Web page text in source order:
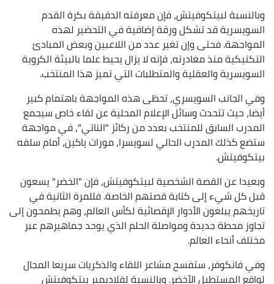
وبالنسبة لبيتكوفيتش، فإن معرفته الدقيقة بكرة القدم
السويسرية قد تشكل ورقة إضافية في التحضير لهذه
المواجهة. فحتى وإن تغير عدد من اللاعبين وبعض المبادئ
التكتيكية منذ مغادرته، فإنه لا يزال يحيط علما بالبيئة الكروية
السويسرية والعقلية والمتطلبات التي تميز هذا المنتخب.
وفي الجانب السويسري، تحظى هذه المواجهة باهتمام كبير
أيضا، حيث تتحدث وسائل الإعلام المحلية عن لقاء خاص سيجمع
المدرب السابق للمنتخب بعدد من ركائز "الناتي"، في مواجهة
ستضع كذلك المدرب الحالي لسويسرا، مورات ياكين، أمام سلفه
بيتكوفيتش.
وبعيدا عن القصة الشخصية لبيتكوفيتش، فإن "الخضر" يسعون
قبل كل شيء إلى كتابة قصتهم الخاصة. فللمرة الثانية في
تاريخهم يبلغون الأدوار الإقصائية لكأس العالم، وهم يطمحون إلى
تجاوز محطة جديدة ومواصلة الحلم الذي يوحد جماهيرهم عبر
مختلف أنحاء العالم.
وفي فانكوفر، ستفسح مشاعر اللقاء والذكريات سريعا المجال
لواقع المستطيل الأخضر. وبالنسبة لفلاديمير بيتكوفيتش